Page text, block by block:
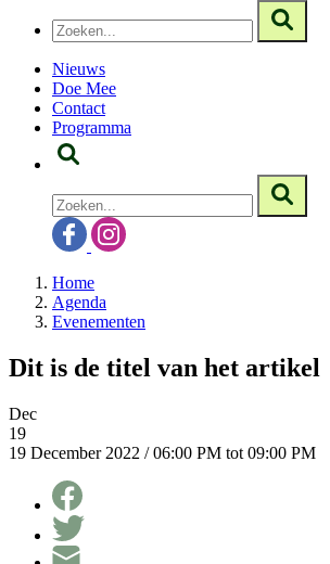
Nieuws
Doe Mee
Contact
Programma
Home
Agenda
Evenementen
Dit is de titel van het artikel
Dec
19
19 December 2022 / 06:00 PM tot 09:00 PM